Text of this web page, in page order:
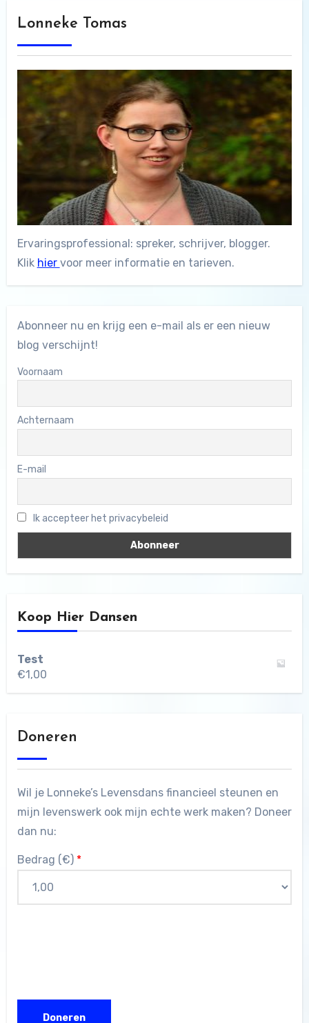
Lonneke Tomas
Ervaringsprofessional: spreker, schrijver, blogger.
Klik hier voor meer informatie en tarieven.
Abonneer nu en krijg een e-mail als er een nieuw
blog verschijnt!
Voornaam
Achternaam
E-mail
Ik accepteer het privacybeleid
Koop Hier Dansen
Test
€1,00
Doneren
Wil je Lonneke’s Levensdans financieel steunen en
mijn levenswerk ook mijn echte werk maken? Doneer
dan nu:
Bedrag (€) *